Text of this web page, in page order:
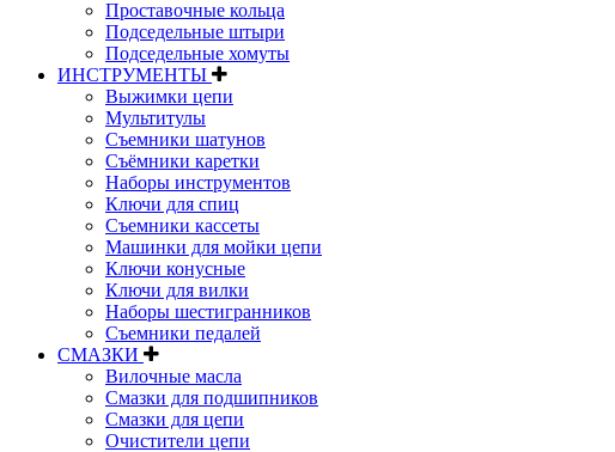
Проставочные кольца
Подседельные штыри
Подседельные хомуты
ИНСТРУМЕНТЫ
Выжимки цепи
Мультитулы
Съемники шатунов
Съёмники каретки
Наборы инструментов
Ключи для спиц
Съемники кассеты
Машинки для мойки цепи
Ключи конусные
Ключи для вилки
Наборы шестигранников
Съемники педалей
СМАЗКИ
Вилочные масла
Смазки для подшипников
Смазки для цепи
Очистители цепи